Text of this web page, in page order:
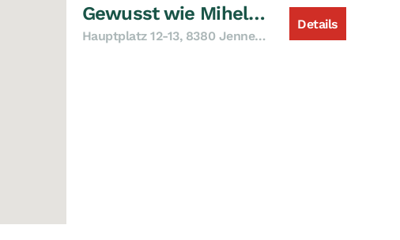
Gewusst wie Mihellyes, Jennersdorf
Hauptplatz 12-13, 8380 Jennersdorf
Details